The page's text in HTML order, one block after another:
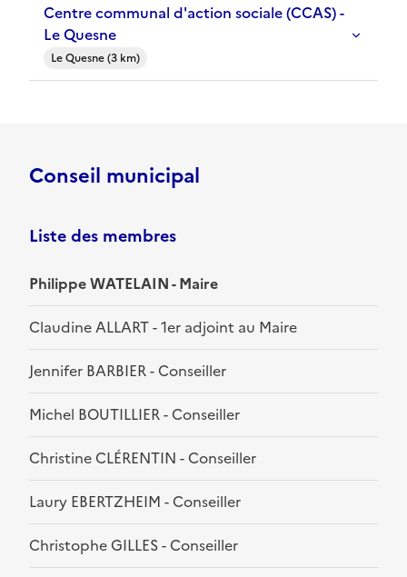
Centre communal d'action sociale (CCAS) -
Le Quesne
Le Quesne (3 km)
Conseil municipal
Liste des membres
Philippe WATELAIN - Maire
Claudine ALLART - 1er adjoint au Maire
Jennifer BARBIER - Conseiller
Michel BOUTILLIER - Conseiller
Christine CLÉRENTIN - Conseiller
Laury EBERTZHEIM - Conseiller
Christophe GILLES - Conseiller